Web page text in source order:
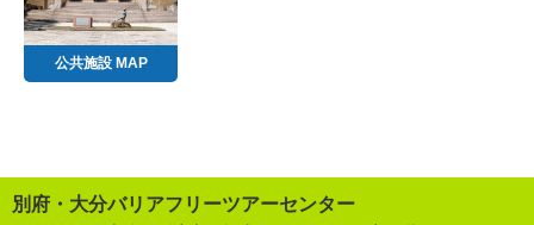
公共施設 MAP
別府・大分バリアフリーツアーセンター